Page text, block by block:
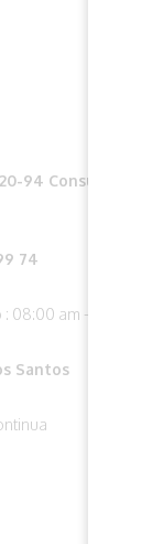
94 Consultorio
74
08:00 am - 1:00 pm
Santos